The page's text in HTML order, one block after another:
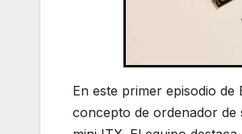
En este primer episodio
concepto de ordenador